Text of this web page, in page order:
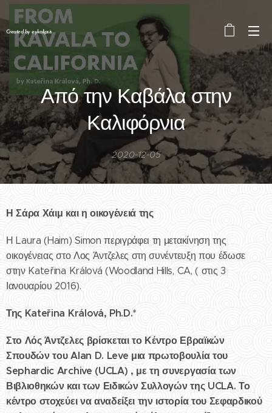
Created by eykalipsis
Από την Καβάλα στην
Καλιφόρνια
2020-12-05
Η Σάρα Χάιμ και η οικογένειά της
Η Laura (Haim) Simon περιγράφει τη μετακίνηση της
οικογένειας στο Λος Άντζελες στη συνέντευξη που έδωσε
στην Kateřina Králová (Woodland Hills, CA, ( στις 3
Ιανουαρίου 2016).
Της Kateřina Králová, Ph.D.*
Στο Λός Άντζελες βρίσκεται το Κέντρο Εβραϊκών
Σπουδών του Alan D. Leve μια πρωτοβουλία του
Sephardic Archive (UCLA) , με τη συνεργασία των
Βιβλιοθηκών και των Ειδικών Συλλογών της UCLA. Το
κέντρο στοχεύει να αναδείξει την ιστορία του Σεφαρδικού